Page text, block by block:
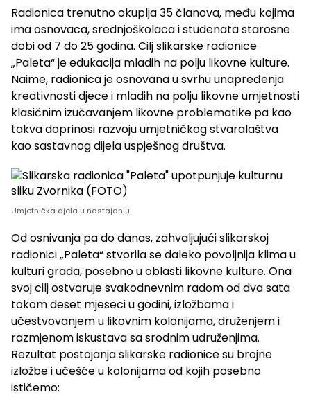
Radionica trenutno okuplja 35 članova, među kojima
ima osnovaca, srednjoškolaca i studenata starosne
dobi od 7 do 25 godina. Cilj slikarske radionice
„Paleta“ je edukacija mladih na polju likovne kulture.
Naime, radionica je osnovana u svrhu unapređenja
kreativnosti djece i mladih na polju likovne umjetnosti
klasičnim izučavanjem likovne problematike pa kao
takva doprinosi razvoju umjetničkog stvaralaštva
kao sastavnog dijela uspješnog društva.
Umjetnička djela u nastajanju
Od osnivanja pa do danas, zahvaljujući slikarskoj
radionici „Paleta“ stvorila se daleko povoljnija klima u
kulturi grada, posebno u oblasti likovne kulture. Ona
svoj cilj ostvaruje svakodnevnim radom od dva sata
tokom deset mjeseci u godini, izložbama i
učestvovanjem u likovnim kolonijama, druženjem i
razmjenom iskustava sa srodnim udruženjima.
Rezultat postojanja slikarske radionice su brojne
izložbe i učešće u kolonijama od kojih posebno
ističemo: